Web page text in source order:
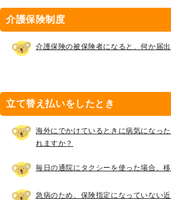
介護保険制度
介護保険の被保険者になると、何か届
立て替え払いをしたとき
海外にでかけているときに病気になっ
れますか？
毎日の通院にタクシーを使った場合、
急病のため、保険指定になっていない